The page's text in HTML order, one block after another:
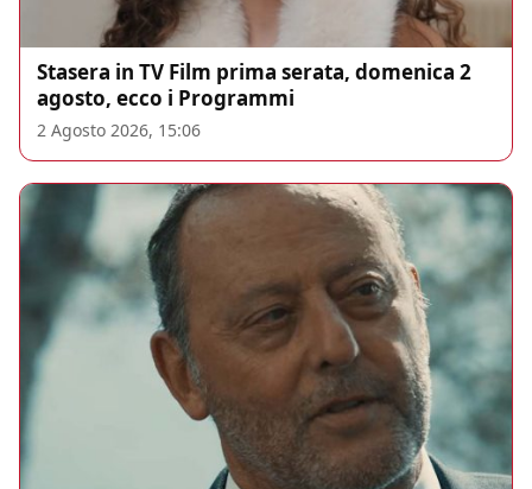
Stasera in TV Film prima serata, domenica 2
agosto, ecco i Programmi
2 Agosto 2026, 15:06